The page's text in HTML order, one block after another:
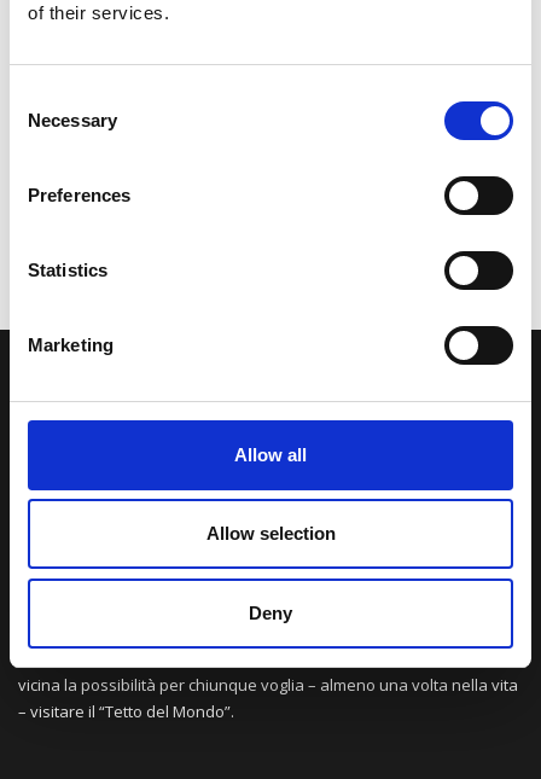
of their services.
Selection
Necessary
Preferences
Statistics
Marketing
Allow all
Allow selection
Deny
Una comunità di appassionati della cultura tibetana che hanno
avuto modo di viaggiare e conoscere questa meravigliosa regione.
paesaggi e la sua gente è capace di riempire il cuore.
vicina la possibilità per chiunque voglia – almeno una volta nella vita
– visitare il “Tetto del Mondo”.